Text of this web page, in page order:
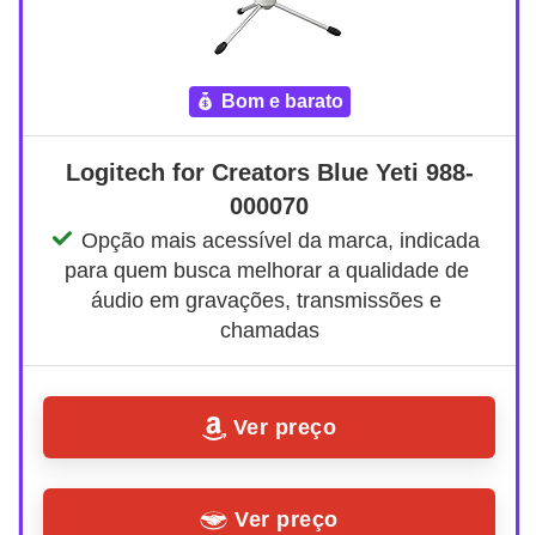
bom e barato
Logitech for Creators Blue Yeti 988-
000070
Opção mais acessível da marca, indicada
para quem busca melhorar a qualidade de
áudio em gravações, transmissões e
chamadas
Ver preço
Ver preço